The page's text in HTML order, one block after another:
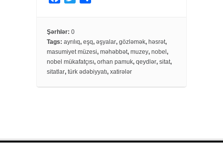
e
b
o
o
t
e
r
e
Şərhlər: 0
Tags: ayrılıq, eşq, əşyalar, gözləmək, həsrət,
masumiyet müzesi, məhəbbət, muzey, nobel ,
nobel mükafatçısı, orhan pamuk, qeydlər, sitat,
sitatlar, türk ədəbiyyatı, xatirələr